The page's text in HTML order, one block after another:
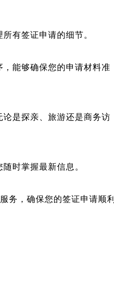
有签证申请的细节。
能够确保您的申请材料准
是探亲、旅游还是商务访
时掌握最新信息。
务，确保您的签证申请顺利